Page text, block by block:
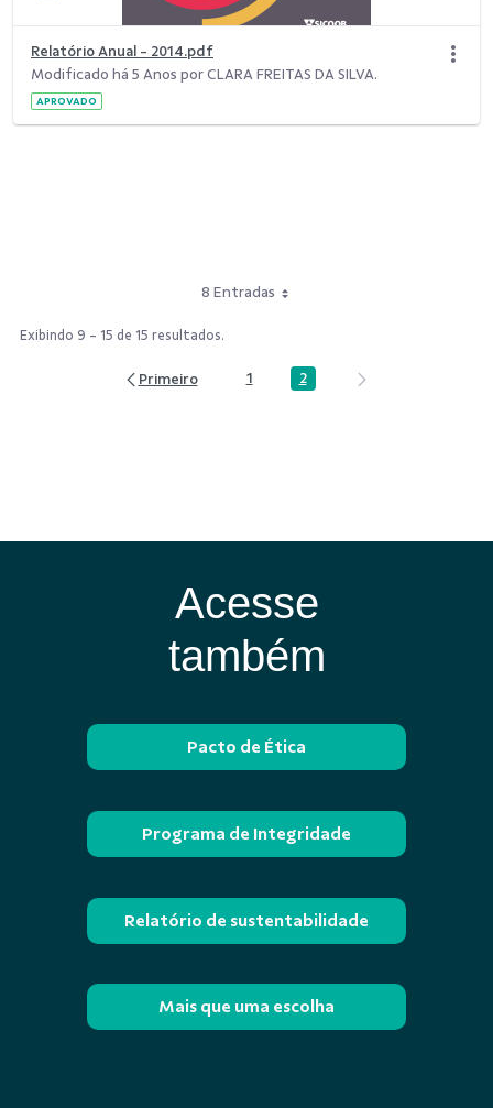
Relatório Anual - 2014.pdf
Modificado há 5 Anos por CLARA FREITAS DA SILVA.
APROVADO
8 Entradas
Exibindo 9 - 15 de 15 resultados.
Página
1 Página
2
Acesse
também
Pacto de Ética
Programa de Integridade
Relatório de sustentabilidade
Mais que uma escolha